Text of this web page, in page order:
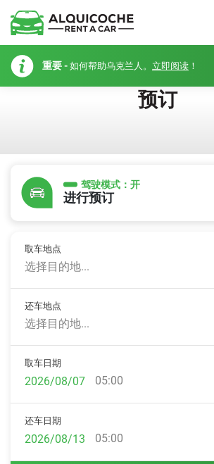
重要 - 如何帮助乌克兰人。 立即阅读 ！
预订
驾驶模式： 开
进行预订
取车地点
选择目的地...
还车地点
选择目的地...
取车日期
05:00
还车日期
05:00